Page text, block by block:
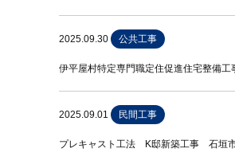
2025.09.30 公共工事
伊平屋村特定専門職定住促進住宅整備工
2025.09.01 民間工事
プレキャスト工法 K邸新築工事 石垣